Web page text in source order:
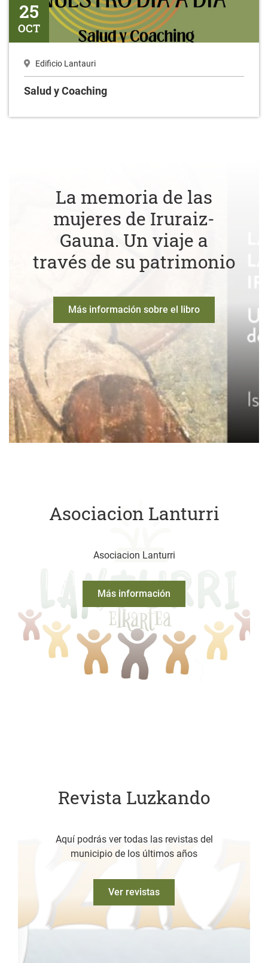
25
OCT
Edificio Lantauri
Salud y Coaching
La memoria de las
mujeres de Iruraiz-
Gauna. Un viaje a
través de su patrimonio
Más información sobre el libro
Asociacion Lanturri
Asociacion Lanturri
Más información
Revista Luzkando
Aquí podrás ver todas las revistas del
municipio de los últimos años
Ver revistas